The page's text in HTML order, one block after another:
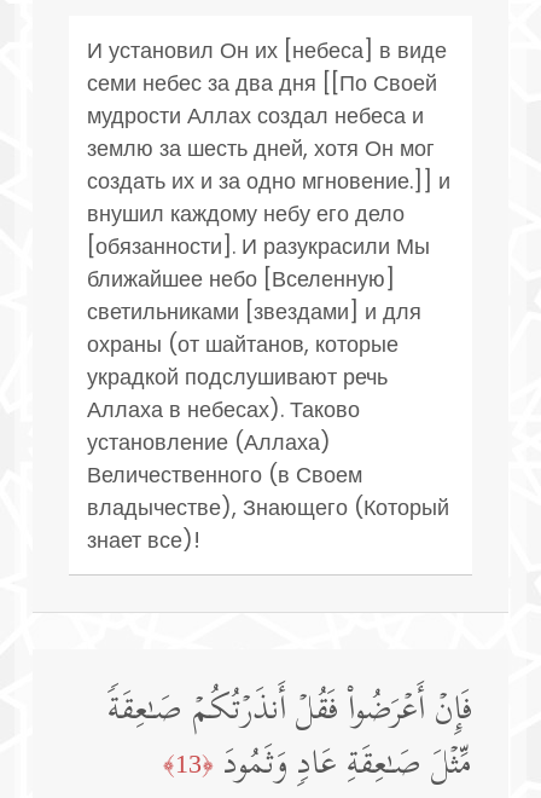
И установил Он их [небеса] в виде
семи небес за два дня [[По Своей
мудрости Аллах создал небеса и
землю за шесть дней, хотя Он мог
создать их и за одно мгновение.]] и
внушил каждому небу его дело
[обязанности]. И разукрасили Мы
ближайшее небо [Вселенную]
светильниками [звездами] и для
охраны (от шайтанов, которые
украдкой подслушивают речь
Аллаха в небесах). Таково
установление (Аллаха)
Величественного (в Своем
владычестве), Знающего (Который
знает все)!
فَإِنۡ أَعۡرَضُوا۟ فَقُلۡ أَنذَرۡتُكُمۡ صَـٰعِقَةࣰ
مِّثۡلَ صَـٰعِقَةِ عَادࣲ وَثَمُودَ ﴿13﴾